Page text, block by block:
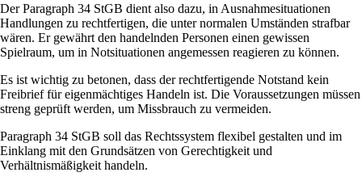
Der Paragraph 34 StGB dient also dazu, in Ausnahmesituationen
Handlungen zu rechtfertigen, die unter normalen Umständen strafbar
wären. Er gewährt den handelnden Personen einen gewissen
Spielraum, um in Notsituationen angemessen reagieren zu können.
Es ist wichtig zu betonen, dass der rechtfertigende Notstand kein
Freibrief für eigenmächtiges Handeln ist. Die Voraussetzungen müssen
streng geprüft werden, um Missbrauch zu vermeiden.
Paragraph 34 StGB soll das Rechtssystem flexibel gestalten und im
Einklang mit den Grundsätzen von Gerechtigkeit und
Verhältnismäßigkeit handeln.